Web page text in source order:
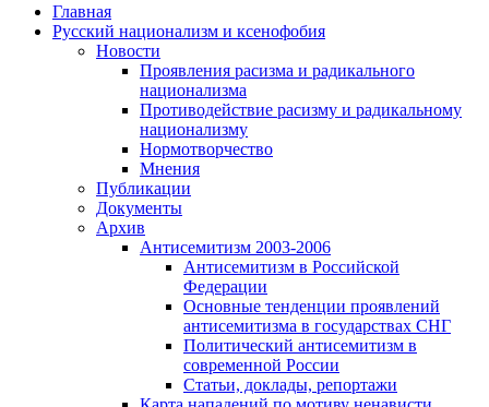
Главная
Русский национализм и ксенофобия
Новости
Проявления расизма и радикального
национализма
Противодействие расизму и радикальному
национализму
Нормотворчество
Мнения
Публикации
Документы
Архив
Антисемитизм 2003-2006
Антисемитизм в Российской
Федерации
Основные тенденции проявлений
антисемитизма в государствах СНГ
Политический антисемитизм в
современной России
Статьи, доклады, репортажи